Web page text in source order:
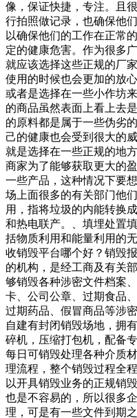
像，保证快捷，专注。且
行拍照做记录，也确保他
以确保他们的工作在正常
定的健康危害。作为很多
就应该选择这些正规的厂
使用的时候也会更加的放
或者是选择在一些小作坊
的商品虽然表面上看上去
的原料都是属于一些伪劣
己的健康也会受到很大的
就是选择在一些正规的地
商家为了能够获取更大的
一些产品，这种情况下要
场上面很多的有关部门他
用，指将垃圾的内能转换
和热电联产。、填埋处置
括物质利用和能量利用的
收销毁平台哪个好？销毁
的机构，是经工商及有关
够销毁各种涉密文件档案
卡、公司公章、过期食品
过期药品、假冒商品等涉
自建有封闭销毁场地，拥
碎机，压缩打包机，配备
每日可销毁处理各种介质
理流程，整个销毁过程全
以开具销毁业务的正规销
也是不容易的，所以很多
理，可是有一些文件到期